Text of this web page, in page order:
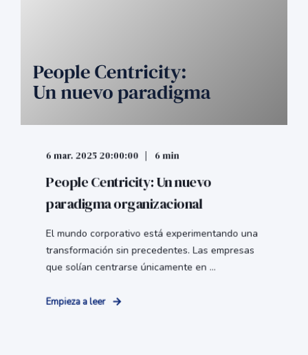
6 mar. 2025 20:00:00 6 min
People Centricity: Un nuevo
paradigma organizacional
El mundo corporativo está experimentando una
transformación sin precedentes. Las empresas
que solían centrarse únicamente en ...
Empieza a leer